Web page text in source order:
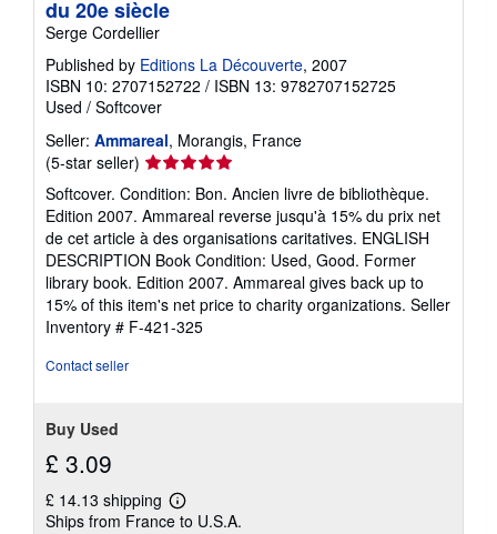
du 20e siècle
Serge Cordellier
Published by Editions La Découverte, 2007
ISBN 10: 2707152722 / ISBN 13: 9782707152725
Used / Softcover
Seller: Ammareal, Morangis, France
(5-star seller) Seller
rating
5
out
of
5
stars
Softcover. Condition: Bon. Ancien livre de bibliothèque.
Edition 2007. Ammareal reverse jusqu'à 15% du prix net
de cet article à des organisations caritatives. ENGLISH
DESCRIPTION Book Condition: Used, Good. Former
library book. Edition 2007. Ammareal gives back up to
15% of this item's net price to charity organizations. Seller
Inventory # F-421-325
Contact seller
Buy Used
£ 3.09
£ 14.13 shipping
Learn
more
Ships from France to U.S.A.